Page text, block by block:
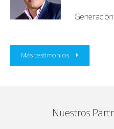
Más testimonios
Nuestros